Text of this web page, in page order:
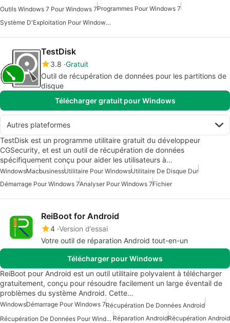
Outils Windows 7 Pour Windows 7Programmes Pour Windows 7
Système D'Exploitation Pour Windows 7
TestDisk
3.8 Gratuit
Outil de récupération de données pour les partitions de
disque
Télécharger gratuit pour Windows
Autres plateformes
TestDisk est un programme utilitaire gratuit du développeur
CGSecurity, et est un outil de récupération de données
spécifiquement conçu pour aider les utilisateurs à…
WindowsMacbusinessUtilitaire Pour WindowsUtilitaire De Disque Dur
Démarrage Pour Windows 7Analyser Pour Windows 7Fichier
ReiBoot for Android
4 Version d’essai
Votre outil de réparation Android tout-en-un
Télécharger pour Windows
ReiBoot pour Android est un outil utilitaire polyvalent à télécharger
gratuitement, conçu pour résoudre facilement un large éventail de
problèmes du système Android. Cette…
WindowsDémarrage Pour Windows 7Récupération De Données Android
Récupération De Données Pour Windows Réparation AndroidRécupération Android